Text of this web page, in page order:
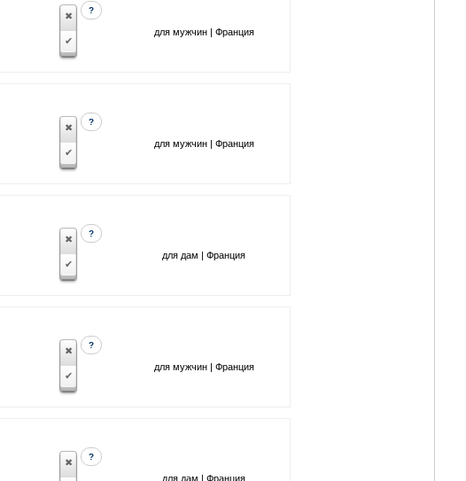
?
для мужчин | Франция
?
для мужчин | Франция
?
для дам | Франция
?
для мужчин | Франция
?
для дам | Франция